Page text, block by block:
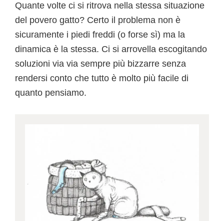
Quante volte ci si ritrova nella stessa situazione
del povero gatto? Certo il problema non è
sicuramente i piedi freddi (o forse sì) ma la
dinamica è la stessa. Ci si arrovella escogitando
soluzioni via via sempre più bizzarre senza
rendersi conto che tutto è molto più facile di
quanto pensiamo.